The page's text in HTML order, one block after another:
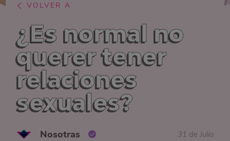
VOLVER A
¿Es normal no
querer tener
relaciones
sexuales?
Nosotras 31 de Julio